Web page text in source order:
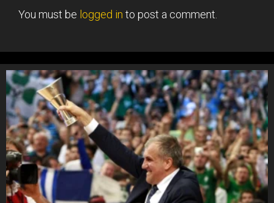
You must be logged in to post a comment.